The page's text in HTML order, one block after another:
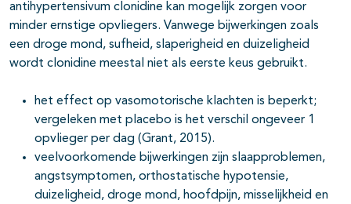
antihypertensivum clonidine kan mogelijk zorgen voor
minder ernstige opvliegers. Vanwege bijwerkingen zoals
een droge mond, sufheid, slaperigheid en duizeligheid
wordt clonidine meestal niet als eerste keus gebruikt.
het effect op vasomotorische klachten is beperkt;
vergeleken met placebo is het verschil ongeveer 1
opvlieger per dag (Grant, 2015).
veelvoorkomende bijwerkingen zijn slaapproblemen,
angstsymptomen, orthostatische hypotensie,
duizeligheid, droge mond, hoofdpijn, misselijkheid en